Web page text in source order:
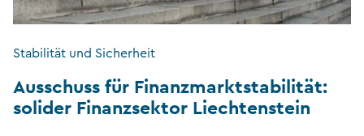
Stabilität und Sicherheit
Ausschuss für Finanzmarktstabilität:
solider Finanzsektor Liechtenstein